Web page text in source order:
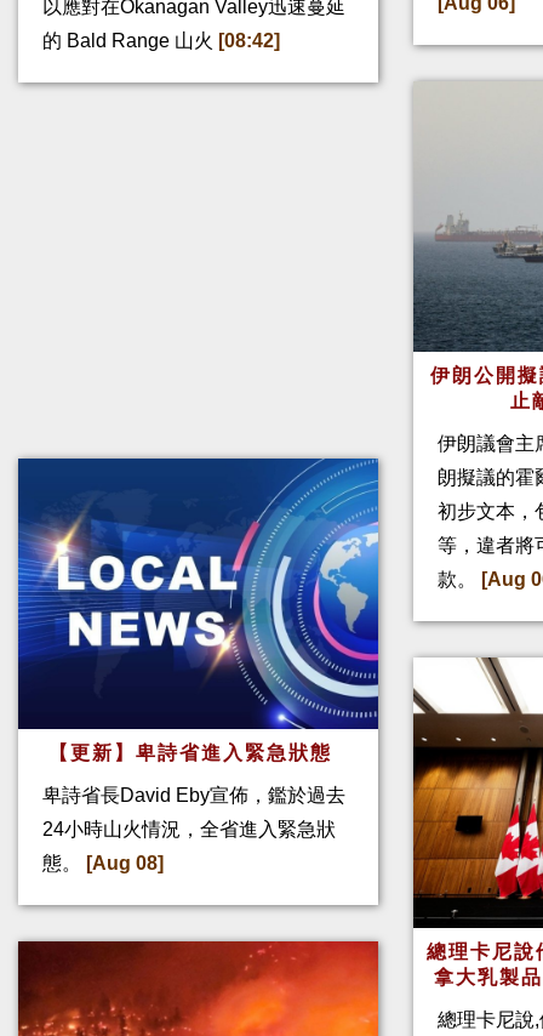
以應對在Okanagan Valley迅速蔓延
的 Bald Range 山火 [08:42]
【更新】卑詩省進入緊急狀態
卑詩省長David Eby宣佈，鑑於過去
24小時山火情況，全省進入緊急狀
態。
[Aug 08]
伊朗公開
止
伊朗議會主
朗擬議的霍
初步文本，
等，違者將
款。
[Aug
總理卡尼
拿大乳製
總理卡尼說